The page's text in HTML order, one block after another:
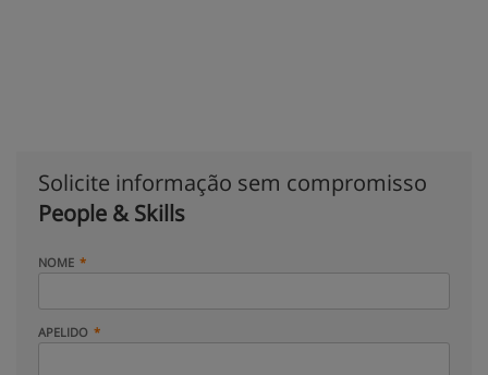
Solicite informação sem compromisso
People & Skills
NOME
APELIDO